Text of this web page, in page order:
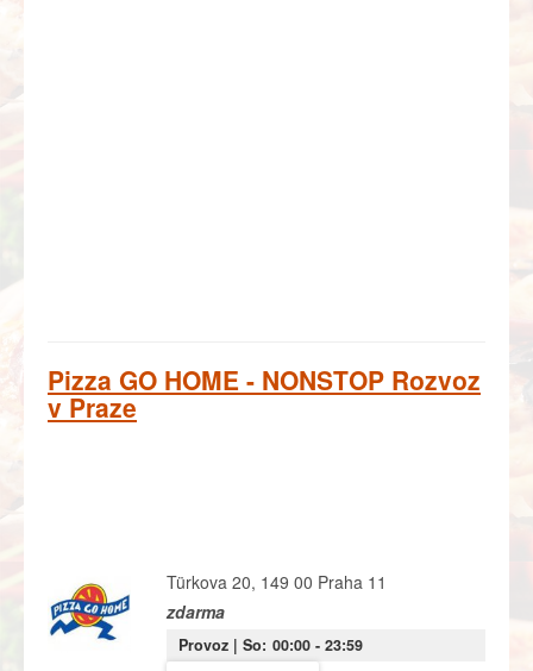
Pizza GO HOME - NONSTOP Rozvoz
v Praze
Türkova 20, 149 00 Praha 11
zdarma
Provoz | So: 00:00- 23:59